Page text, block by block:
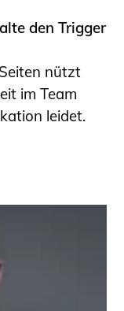
den Trigger
nützt
im Team
leidet.